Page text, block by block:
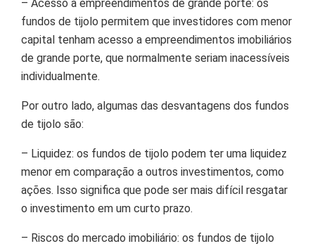
– Acesso a empreendimentos de grande porte: os
fundos de tijolo permitem que investidores com menor
capital tenham acesso a empreendimentos imobiliários
de grande porte, que normalmente seriam inacessíveis
individualmente.
Por outro lado, algumas das desvantagens dos fundos
de tijolo são:
– Liquidez: os fundos de tijolo podem ter uma liquidez
menor em comparação a outros investimentos, como
ações. Isso significa que pode ser mais difícil resgatar
o investimento em um curto prazo.
– Riscos do mercado imobiliário: os fundos de tijolo